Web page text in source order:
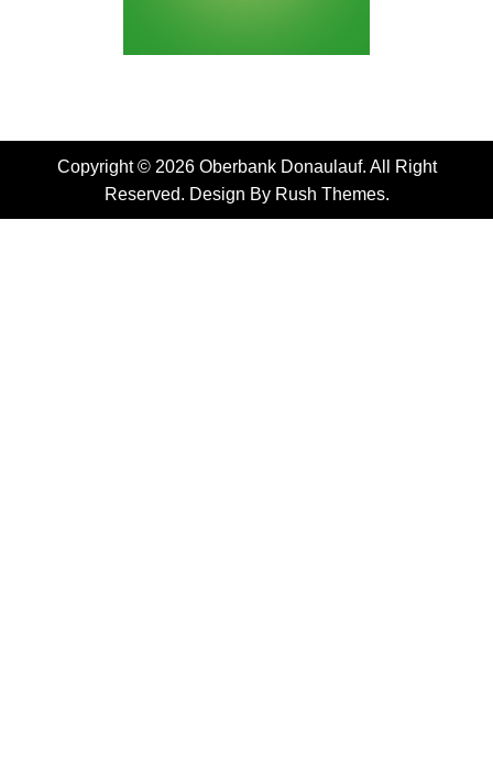
Copyright © 2026 Oberbank Donaulauf. All Right
Reserved. Design By Rush Themes.